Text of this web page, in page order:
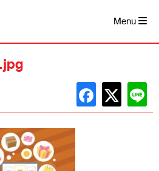
Menu